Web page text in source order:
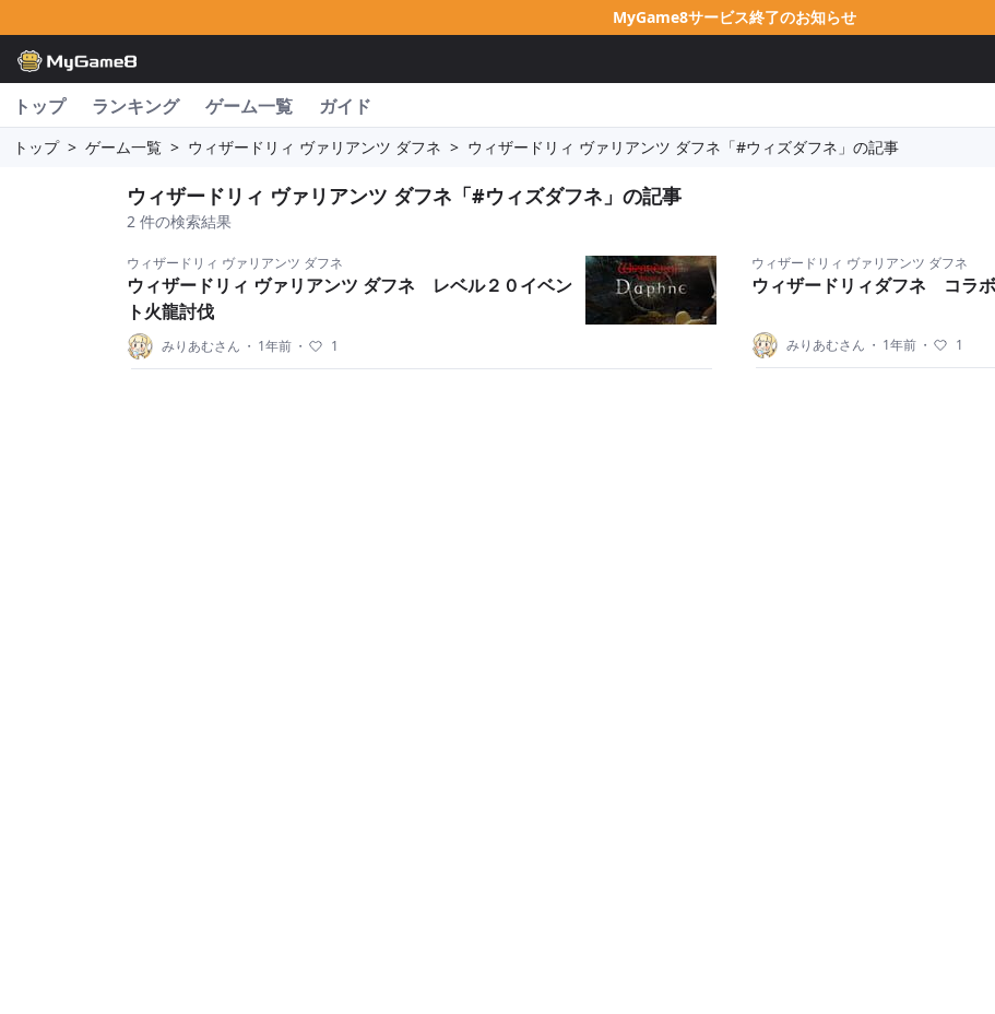
MyGame8サービス終了のお知らせ
トップ ランキング ゲーム一覧 ガイド
トップ > ゲーム一覧 > ウィザードリィ ヴァリアンツ ダフネ > ウィザードリィ ヴァリアンツ ダフネ「#ウィズダフネ」の記事
ウィザードリィ ヴァリアンツ ダフネ「#ウィズダフネ」の記事
2 件の検索結果
ウィザードリィ ヴァリアンツ ダフネ
ウィザードリィ ヴァリアンツ ダフネ レベル２０イベン
ト火龍討伐
みりあむさん ・ 1年前 ・ 1
ウィザードリィ ヴァリアンツ ダフネ
ウィザードリィダフネ コラ
みりあむさん ・ 1年前 ・ 1